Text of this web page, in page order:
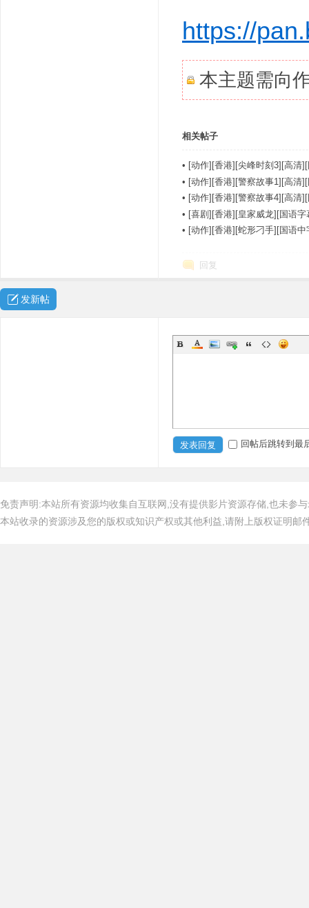
https://
本主题需向
相关帖子
• [动作][香港][尖峰时刻3][高清
• [动作][香港][警察故事1][高清
• [动作][香港][警察故事4][高清
• [喜剧][香港][皇家威龙][国语
• [动作][香港][蛇形刁手][国语
回复
发新帖
发表回复 回帖后跳转到最
免责声明:本站所有资源均收集自互联网,没有提供影片资源存储,也未参
本站收录的资源涉及您的版权或知识产权或其他利益,请附上版权证明